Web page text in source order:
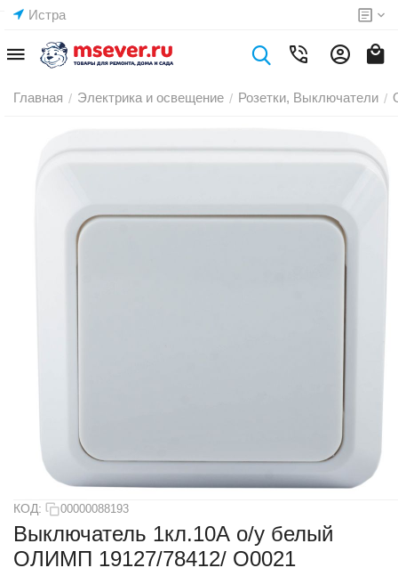
Истра
Главная / Электрика и освещение / Розетки, Выключатели /
КОД: 00000088193
Выключатель 1кл.10А о/у белый
ОЛИМП 19127/78412/ О0021